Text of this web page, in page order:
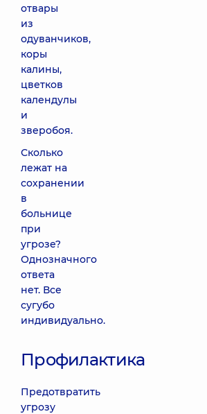
отвары
из
одуванчиков,
коры
калины,
цветков
календулы
и
зверобоя.
Сколько
лежат на
сохранении
в
больнице
при
угрозе?
Однозначного
ответа
нет. Все
сугубо
индивидуально.
Профилактика
Предотвратить
угрозу